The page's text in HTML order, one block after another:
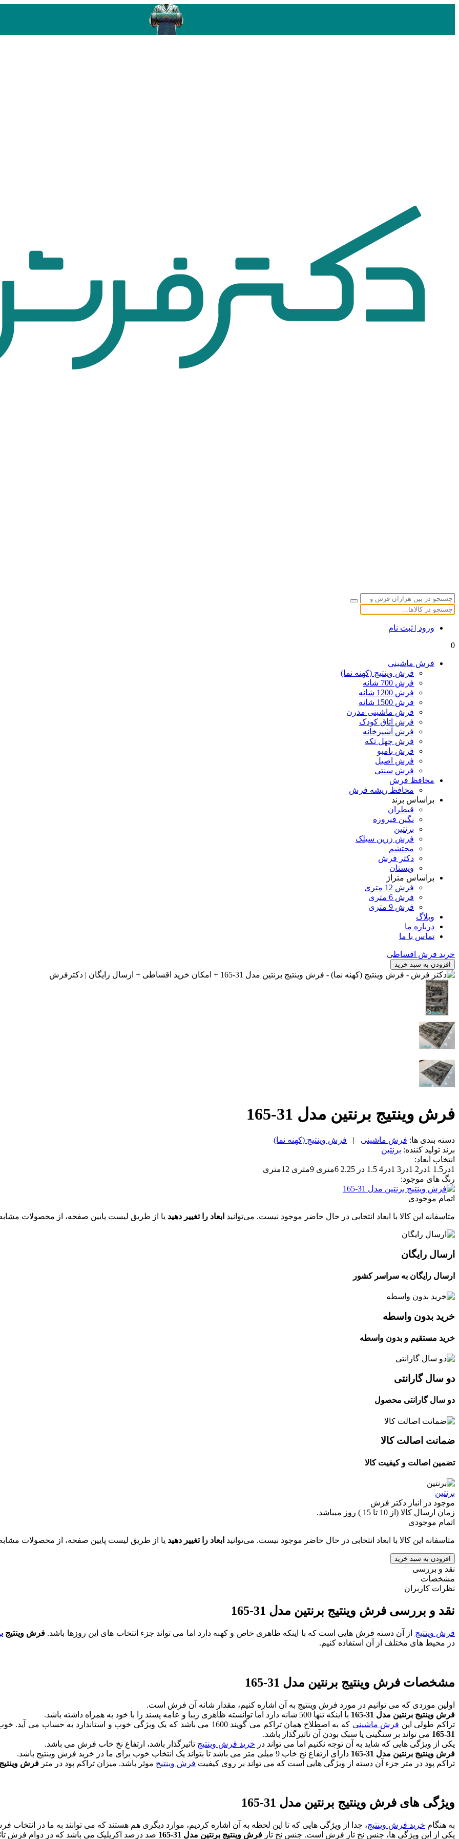
ورود | ثبت نام
0
فرش ماشینی
فرش وینتیج (کهنه نما)
فرش 700 شانه
فرش 1200 شانه
فرش 1500 شانه
فرش ماشینی مدرن
فرش اتاق کودک
فرش آشپزخانه
فرش چهل تکه
فرش بامبو
فرش اصیل
فرش سنتی
محافظ فرش
محافظ ریشه فرش
براساس برند
قیطران
نگین فیروزه
برنتین
فرش زرین سیلک
محتشم
دکتر فرش
ویستان
براساس متراژ
فرش 12 متری
فرش 6 متری
فرش 9 متری
وبلاگ
درباره ما
تماس با ما
خرید فرش اقساطی
افزودن به سبد خرید
فرش وینتیج برنتین مدل 31-165
دسته بندی ها: فرش ماشینی |
فرش وینتیج (کهنه نما)
برند تولید کننده: برنتین
انتخاب ابعاد:
1در1.5
1در2 1در3 1در4 1.5 در 2.25 6متری 9متری
12متری
رنگ های موجود:
اتمام موجودی
متاسفانه این کالا با ابعاد انتخابی در حال حاضر موجود نیست. می‌توانید ابعاد را تغییر دهید یا از طریق لیست پایین صفحه، از محصولات مشابه
ارسال رایگان
ارسال رایگان به سراسر کشور
خرید بدون واسطه
خرید مستقیم و بدون واسطه
دو سال گارانتی
دو سال گارانتی محصول
ضمانت اصالت کالا
تضمین اصالت و کیفیت کالا
برنتین
موجود در انبار دکتر فرش
زمان ارسال کالا (از 10 تا 15 ) روز میباشد.
اتمام موجودی
متاسفانه این کالا با ابعاد انتخابی در حال حاضر موجود نیست. می‌توانید ابعاد را تغییر دهید یا از طریق لیست پایین صفحه، از محصولات مشابه
افزودن به سبد خرید
نقد و بررسی
مشخصات
نظرات کاربران
نقد و بررسی فرش وینتیج برنتین مدل 31-165
فرش وینتیج از آن دسته فرش هایی است که با اینکه ظاهری خاص و کهنه دارد اما می تواند جزء انتخاب های این روزها باشد. فرش وینتیج
در محیط های مختلف از آن استفاده کنیم.
مشخصات فرش وینتیج برنتین مدل 31-165
اولین موردی که می توانیم در مورد فرش وینتیج به آن اشاره کنیم، مقدار شانه آن فرش است.
فرش وینتیج برنتین مدل 31-165
با اینکه تنها 500 شانه دارد اما توانسته ظاهری زیبا و عامه پسند را با خود به همراه داشته باشد.
تراکم طولی این فرش ماشینی که به اصطلاح همان تراکم می گویند 1600 می باشد که یک ویژگی خوب و استاندارد به حساب می آید. خوب است به این نکته نیز اشاره کنیم که تراکم
31-165
می تواند بر سنگینی یا سبک بودن آن تاثیرگذار باشد.
یکی از ویژگی هایی که شاید به آن توجه نکنیم اما می تواند در خرید فرش وینتیج تاثیرگذار باشد، ارتفاع نخ خاب فرش می باشد.
فرش وینتیج برنتین مدل 31-165
دارای ارتفاع نخ خاب 9 میلی متر می باشد تا بتواند یک انتخاب خوب برای ما در خرید فرش وینتیج باشد.
تراکم پود در متر جزء آن دسته از ویژگی هایی است که می تواند بر روی کیفیت فرش وینتیج موثر باشد. میزان تراکم پود در متر فرش وینتیج
ویژگی های فرش وینتیج برنتین مدل 31-165
به هنگام خرید فرش وینتیج، جدا از ویژگی هایی که تا این لحظه به آن اشاره کردیم، موارد دیگری هم هستند که می توانند به ما در انتخاب
یکی از این ویژگی ها، جنس نخ تار فرش است. جنس نخ تار فرش وینتیج برنتین مدل 31-165 صد درصد اکریلیک می باشد که در دوام فرش